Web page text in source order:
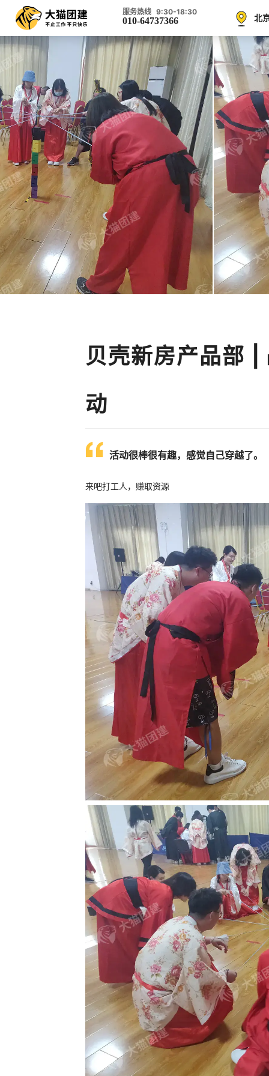
服务热线 9:30-18:30
010-64737366
北
贝壳新房产品部 |
动
活动很棒很有趣，感觉自己穿越了。
来吧打工人，赚取资源